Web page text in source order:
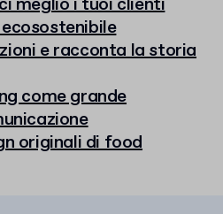
meglio i tuoi clienti
e racconta la storia
come grande
originali di food